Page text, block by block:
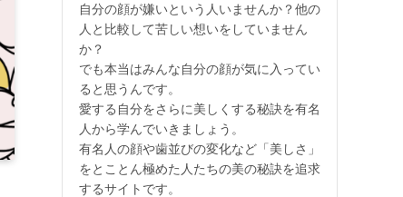
自分の顔が嫌いという人いませんか？他の
人と比較して苦しい想いをしていません
か？
でも本当はみんな自分の顔が気に入ってい
ると思うんです。
愛する自分をさらに美しくする秘訣を有名
人から学んでいきましょう。
有名人の顔や歯並びの変化など「美しさ」
をとことん極めた人たちの美の秘訣を追求
するサイトです。